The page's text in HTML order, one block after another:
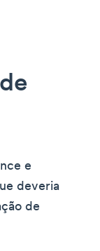
e
deveria
de